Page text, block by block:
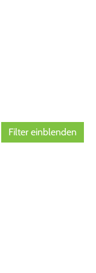
Filter einblenden